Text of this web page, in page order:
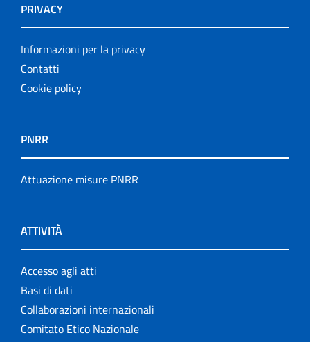
PRIVACY
Informazioni per la privacy
Contatti
Cookie policy
PNRR
Attuazione misure PNRR
ATTIVITÀ
Accesso agli atti
Basi di dati
Collaborazioni internazionali
Comitato Etico Nazionale